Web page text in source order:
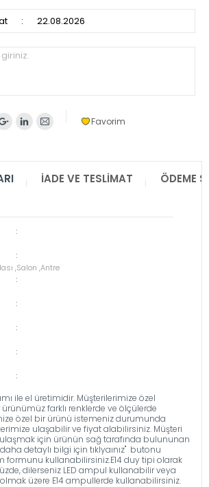
: 22.08.2026
Favorim
İADE VE TESLIMAT ÖDEME
:
:
,Salon ,Antre
:
:
:
:
:
ile el üretimidir. Müşterilerimize özel
farklı renklerde ve ölçülerde
özel bir ürünü istemeniz durumunda
ulaşabilir ve fiyat alabilirsiniz. Müşteri
için ürünün sağ tarafında bulununan
detaylı bilgi için tıklyaınız'' butonu
formunu kullanabilirsiniz.E14 duy tipi olarak
dilerseniz LED ampul kullanabilir veya
üzere E14 ampullerde kullanabilirsiniz.